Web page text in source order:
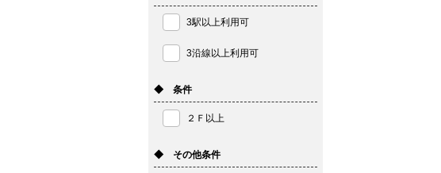
3駅以上利用可
3沿線以上利用可
◆ 条件
２Ｆ以上
◆ その他条件